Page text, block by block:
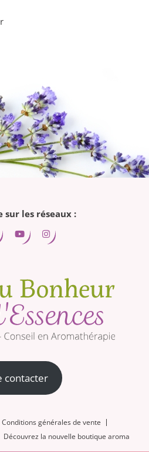
sur les réseaux :
contacter
Conditions générales de vente
Découvrez la nouvelle boutique aroma